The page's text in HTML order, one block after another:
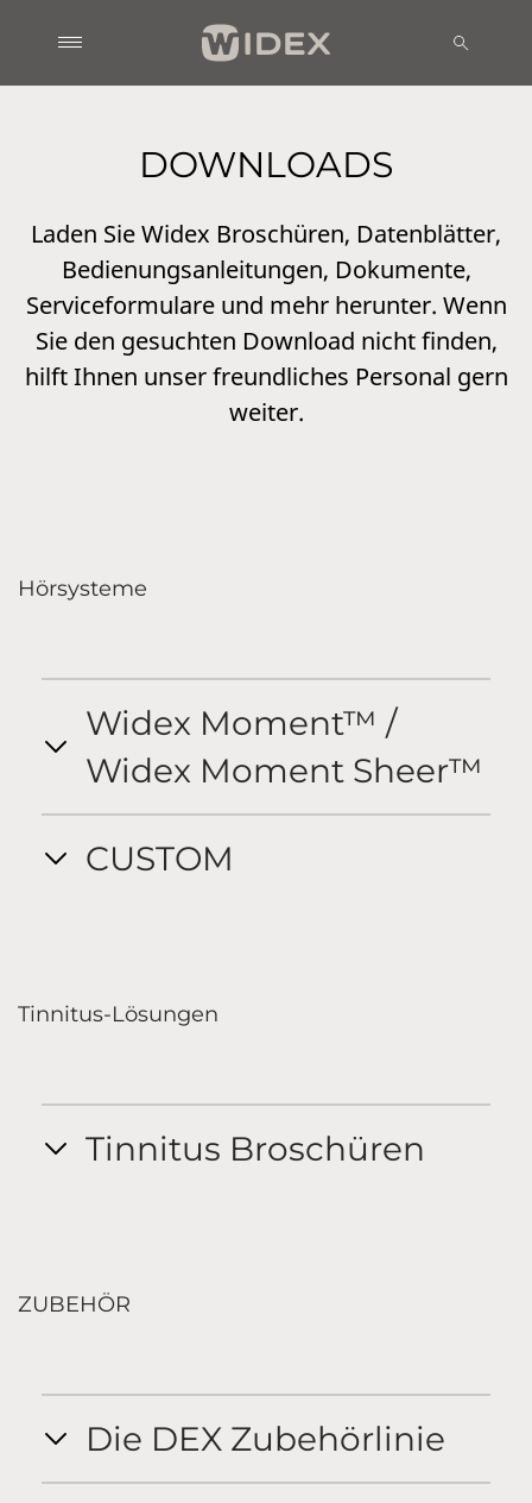
DOWNLOADS
Laden Sie Widex Broschüren, Datenblätter,
Bedienungsanleitungen, Dokumente,
Serviceformulare und mehr herunter. Wenn
Sie den gesuchten Download nicht finden,
hilft Ihnen unser freundliches Personal gern
weiter.
Hörsysteme
Widex Moment™ /
Widex Moment Sheer™
CUSTOM
Tinnitus-Lösungen
Tinnitus Broschüren
ZUBEHÖR
Die DEX Zubehörlinie